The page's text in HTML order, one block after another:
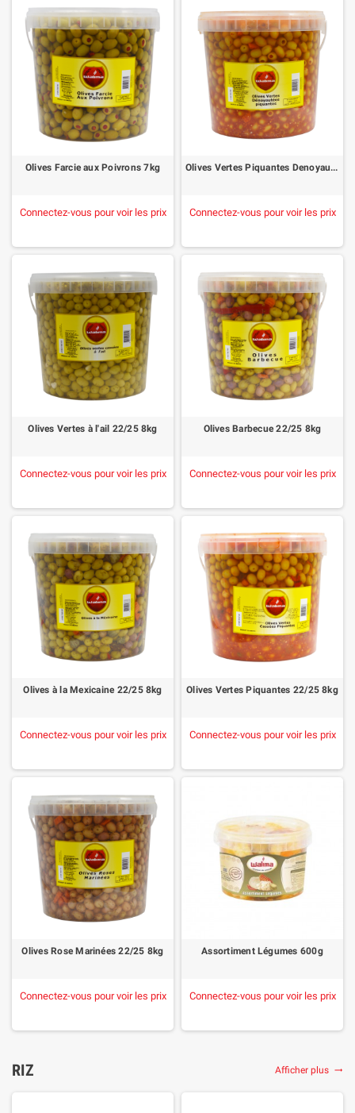
Olives Farcie aux Poivrons 7kg
Connectez-vous pour voir les prix
Olives Vertes Piquantes Denoyautées 22/25 7kg
Connectez-vous pour voir les prix
Olives Vertes à l'ail 22/25 8kg
Connectez-vous pour voir les prix
Olives Barbecue 22/25 8kg
Connectez-vous pour voir les prix
Olives à la Mexicaine 22/25 8kg
Connectez-vous pour voir les prix
Olives Vertes Piquantes 22/25 8kg
Connectez-vous pour voir les prix
Olives Rose Marinées 22/25 8kg
Connectez-vous pour voir les prix
Assortiment Légumes 600g
Connectez-vous pour voir les prix
RIZ Afficher plus 